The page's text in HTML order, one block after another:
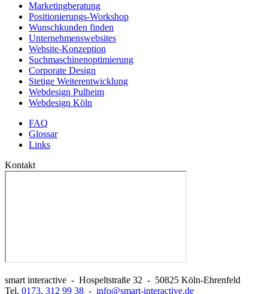
Marketingberatung
Positionierungs-Workshop
Wunschkunden finden
Unternehmenswebsites
Website-Konzeption
Suchmaschinenoptimierung
Corporate Design
Stetige Weiterentwicklung
Webdesign Pulheim
Webdesign Köln
FAQ
Glossar
Links
Kontakt
smart interactive - Hospeltstraße 32 - 50825 Köln-Ehrenfeld
Tel. 0173. 312 99 38 - info@smart-interactive.de